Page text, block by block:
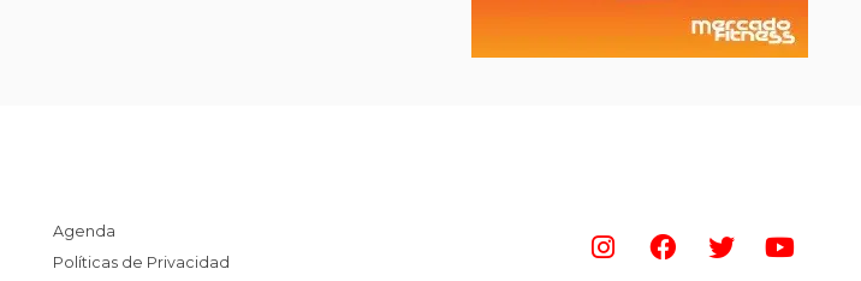
Agenda
Políticas de Privacidad